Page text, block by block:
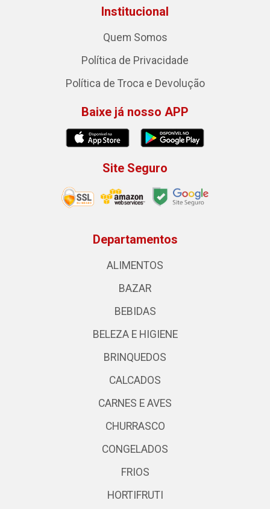
Institucional
Quem Somos
Política de Privacidade
Política de Troca e Devolução
Baixe já nosso APP
Site Seguro
Departamentos
ALIMENTOS
BAZAR
BEBIDAS
BELEZA E HIGIENE
BRINQUEDOS
CALCADOS
CARNES E AVES
CHURRASCO
CONGELADOS
FRIOS
HORTIFRUTI